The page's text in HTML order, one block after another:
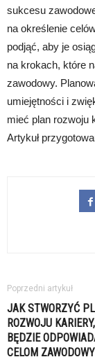
sukcesu
na określenie
podjąć, aby je
na krokach, które
zawodowy.
umiejętności i
mieć plan rozwoju
Artykuł
Poprzedni artykuł
JAK STWORZYĆ
ROZWOJU
BĘDZIE
CELOM